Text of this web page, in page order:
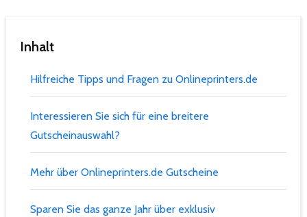
Inhalt
Hilfreiche Tipps und Fragen zu Onlineprinters.de
Interessieren Sie sich für eine breitere
Gutscheinauswahl?
Mehr über Onlineprinters.de Gutscheine
Sparen Sie das ganze Jahr über exklusiv